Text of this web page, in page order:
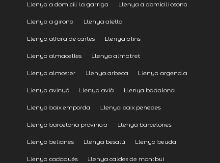
Llenya a domicili la garriga Llenya a domicili osona
Llenya a girona Llenya alella
Llenya alfara de carles Llenya alins
Llenya almacelles Llenya almatret
Llenya almoster Llenya arbeca Llenya argenola
Llenya avinyó Llenya avià Llenya badalona
Llenya baix emporda Llenya baix penedes
Llenya barcelona provincia Llenya barcelones
Llenya belianes Llenya besalú Llenya beuda
Llenya cadaqués Llenya caldes de montbui